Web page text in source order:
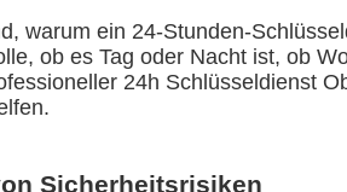
warum ein 24-Stunden-
ob es Tag oder Nacht ist, ob
24h Schlüsseldienst
Sicherheitsrisiken